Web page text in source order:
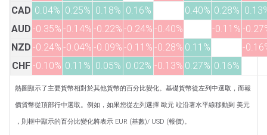
CAD 0.04% 0.25% 0.18% 0.16% 0.40% 0.28%
AUD -0.35% -0.14% -0.22% -0.24% -0.40% -0.11% -
NZD -0.24% -0.04% -0.09% -0.11% -0.28% 0.11%
-
CHF -0.10% 0.11% 0.05% 0.02% -0.13% 0.27% 0.16%
熱圖顯示了主要貨幣相對於其他貨幣的百分比變化。基礎貨幣從左列中選取，而報
價貨幣從頂部行中選取。例如，如果您從左列選擇 歐元 竝沿著水平線移動到 美元
，則框中顯示的百分比變化將表示 EUR (基數)/ USD (報價)。